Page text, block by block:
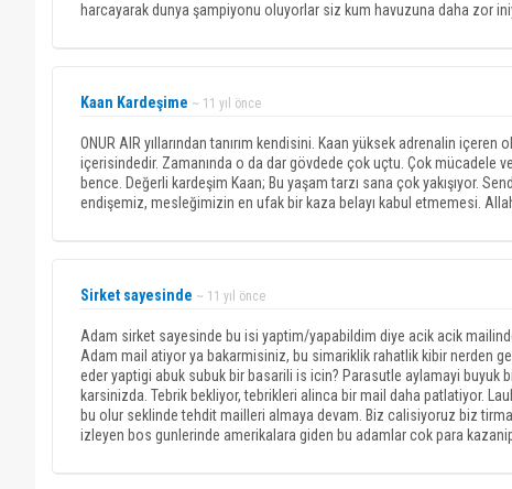
harcayarak dunya şampiyonu oluyorlar siz kum havuzuna daha zor
Kaan Kardeşime ~ 11 yıl önce
ONUR AIR yıllarından tanırım kendisini. Kaan yüksek adrenalin
içerisindedir. Zamanında o da dar gövdede çok uçtu. Çok mücadele
bence. Değerli kardeşim Kaan; Bu yaşam tarzı sana çok yakışıyor.
endişemiz, mesleğimizin en ufak bir kaza belayı kabul etmemesi.
Sirket sayesinde ~ 11 yıl önce
Adam sirket sayesinde bu isi yaptim/yapabildim diye acik acik
Adam mail atiyor ya bakarmisiniz, bu simariklik rahatlik kibir nerden
eder yaptigi abuk subuk bir basarili is icin? Parasutle aylamayi
karsinizda. Tebrik bekliyor, tebrikleri alinca bir mail daha patlatiyor.
bu olur seklinde tehdit mailleri almaya devam. Biz calisiyoruz biz
izleyen bos gunlerinde amerikalara giden bu adamlar cok para